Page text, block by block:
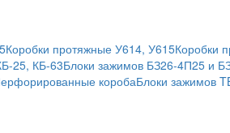
Коробки протяжные У614, У615Коробки
25, КБ-63Блоки зажимов БЗ26-4П25 и
коробаБлоки зажимов